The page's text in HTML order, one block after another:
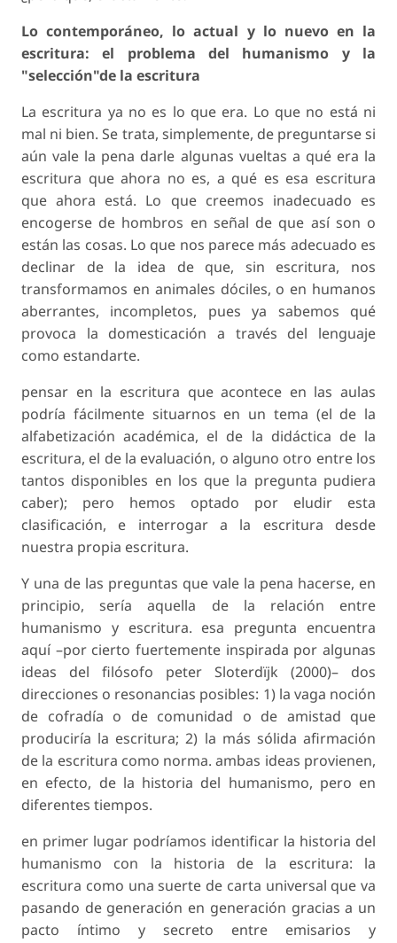
Lo contemporáneo, lo actual y lo nuevo en la
escritura: el problema del humanismo y la
"selección"de la escritura
La escritura ya no es lo que era. Lo que no está ni
mal ni bien. Se trata, simplemente, de preguntarse si
aún vale la pena darle algunas vueltas a qué era la
escritura que ahora no es, a qué es esa escritura
que ahora está. Lo que creemos inadecuado es
encogerse de hombros en señal de que así son o
están las cosas. Lo que nos parece más adecuado es
declinar de la idea de que, sin escritura, nos
transformamos en animales dóciles, o en humanos
aberrantes, incompletos, pues ya sabemos qué
provoca la domesticación a través del lenguaje
como estandarte.
pensar en la escritura que acontece en las aulas
podría fácilmente situarnos en un tema (el de la
alfabetización académica, el de la didáctica de la
escritura, el de la evaluación, o alguno otro entre los
tantos disponibles en los que la pregunta pudiera
caber); pero hemos optado por eludir esta
clasificación, e interrogar a la escritura desde
nuestra propia escritura.
Y una de las preguntas que vale la pena hacerse, en
principio, sería aquella de la relación entre
humanismo y escritura. esa pregunta encuentra
aquí –por cierto fuertemente inspirada por algunas
ideas del filósofo peter Sloterdïjk (2000)– dos
direcciones o resonancias posibles: 1) la vaga noción
de cofradía o de comunidad o de amistad que
produciría la escritura; 2) la más sólida afirmación
de la escritura como norma. ambas ideas provienen,
en efecto, de la historia del humanismo, pero en
diferentes tiempos.
en primer lugar podríamos identificar la historia del
humanismo con la historia de la escritura: la
escritura como una suerte de carta universal que va
pasando de generación en generación gracias a un
pacto íntimo y secreto entre emisarios y